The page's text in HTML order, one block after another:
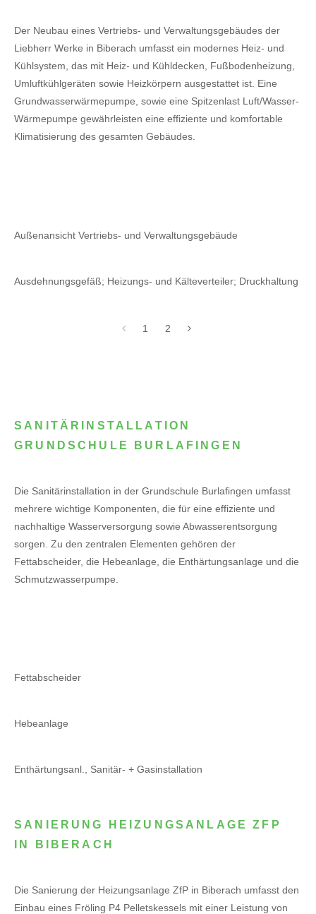
Der Neubau eines Vertriebs- und Verwaltungsgebäudes der
Liebherr Werke in Biberach umfasst ein modernes Heiz- und
Kühlsystem, das mit Heiz- und Kühldecken, Fußbodenheizung,
Umluftkühlgeräten sowie Heizkörpern ausgestattet ist. Eine
Grundwasserwärmepumpe, sowie eine Spitzenlast Luft/Wasser-
Wärmepumpe gewährleisten eine effiziente und komfortable
Klimatisierung des gesamten Gebäudes.
Außenansicht Vertriebs- und Verwaltungsgebäude
Ausdehnungsgefäß; Heizungs- und Kälteverteiler; Druckhaltung
1 2
SANITÄRINSTALLATION
GRUNDSCHULE BURLAFINGEN
Die Sanitärinstallation in der Grundschule Burlafingen umfasst
mehrere wichtige Komponenten, die für eine effiziente und
nachhaltige Wasserversorgung sowie Abwasserentsorgung
sorgen. Zu den zentralen Elementen gehören der
Fettabscheider, die Hebeanlage, die Enthärtungsanlage und die
Schmutzwasserpumpe.
Fettabscheider
Hebeanlage
Enthärtungsanl., Sanitär- + Gasinstallation
SANIERUNG HEIZUNGSANLAGE ZFP
IN BIBERACH
Die Sanierung der Heizungsanlage ZfP in Biberach umfasst den
Einbau eines Fröling P4 Pelletskessels mit einer Leistung von